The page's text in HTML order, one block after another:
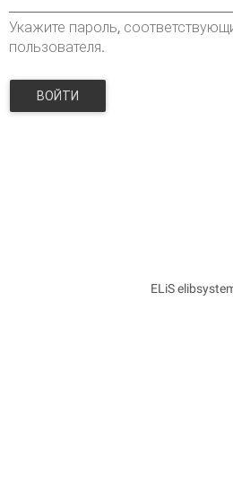
Укажите пароль,
пользователя.
ВОЙТИ
ELiS